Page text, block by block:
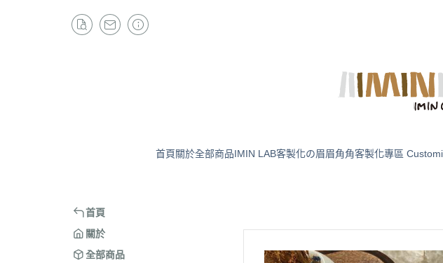
首頁關於全部商品IMIN LAB客製化の眉眉角角客製化專區
首頁
關於
全部商品